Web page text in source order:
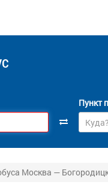
Пункт
Москва —